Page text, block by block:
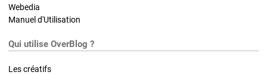
Webedia
Manuel d'Utilisation
Qui utilise OverBlog ?
Les créatifs